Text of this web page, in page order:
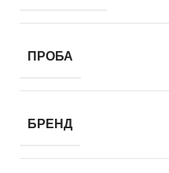
ПРОБА
БРЕНД